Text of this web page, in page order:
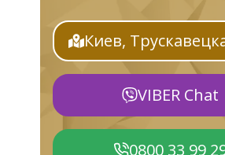
Киев,
VIBER Chat
0800 33 99